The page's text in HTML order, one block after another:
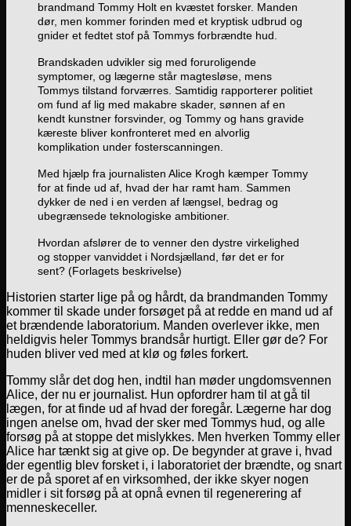
brandmand Tommy Holt en kvæstet forsker. Manden
dør, men kommer forinden med et kryptisk udbrud og
gnider et fedtet stof på Tommys forbrændte hud.
Brandskaden udvikler sig med foruroligende
symptomer, og lægerne står magtesløse, mens
Tommys tilstand forværres. Samtidig rapporterer politiet
om fund af lig med makabre skader, sønnen af en
kendt kunstner forsvinder, og Tommy og hans gravide
kæreste bliver konfronteret med en alvorlig
komplikation under fosterscanningen.
Med hjælp fra journalisten Alice Krogh kæmper Tommy
for at finde ud af, hvad der har ramt ham. Sammen
dykker de ned i en verden af længsel, bedrag og
ubegrænsede teknologiske ambitioner.
Hvordan afslører de to venner den dystre virkelighed
og stopper vanviddet i Nordsjælland, før det er for
sent? (Forlagets beskrivelse)
Historien starter lige på og hårdt, da brandmanden Tommy
kommer til skade under forsøget på at redde en mand ud af
et brændende laboratorium. Manden overlever ikke, men
heldigvis heler Tommys brandsår hurtigt. Eller gør de? For
huden bliver ved med at klø og føles forkert.
Tommy slår det dog hen, indtil han møder ungdomsvennen
Alice, der nu er journalist. Hun opfordrer ham til at gå til
lægen, for at finde ud af hvad der foregår. Lægerne har dog
ingen anelse om, hvad der sker med Tommys hud, og alle
forsøg på at stoppe det mislykkes. Men hverken Tommy eller
Alice har tænkt sig at give op. De begynder at grave i, hvad
der egentlig blev forsket i, i laboratoriet der brændte, og snart
er de på sporet af en virksomhed, der ikke skyer nogen
midler i sit forsøg på at opnå evnen til regenerering af
menneskeceller.